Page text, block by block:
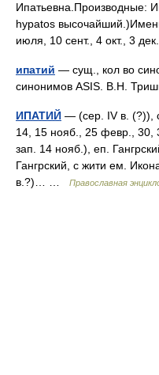
Ипатьевна.Производные:
hypatos
июля, 10 сент., 4 окт., 3
ипатий — сущ., кол во
синонимов ASIS. В.Н.
ИПАТИЙ — (сер. IV в. (?)),
14, 15 нояб., 25 февр., 30,
зап. 14 нояб.), еп.
Гангрский, с жити ем.
в.?)… …
Православная